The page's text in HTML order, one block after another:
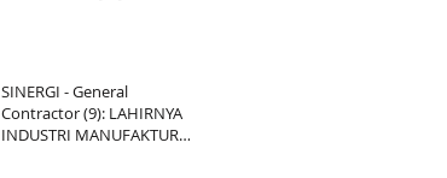
SINERGI - General
Contractor (9): LAHIRNYA
INDUSTRI MANUFAKTUR